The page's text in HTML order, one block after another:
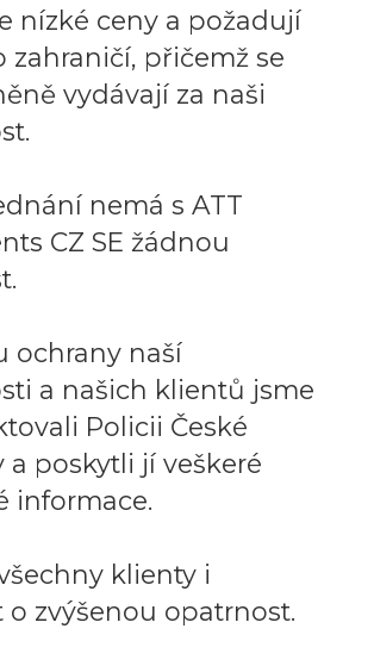
nízké ceny a požadují
zahraničí, přičemž se
vydávají za naši
nemá s ATT
CZ SE žádnou
ochrany naší
a našich klientů jsme
Policii České
a poskytli jí veškeré
informace.
klienty i
o zvýšenou opatrnost.